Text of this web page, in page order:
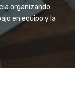
organizando
en equipo y la